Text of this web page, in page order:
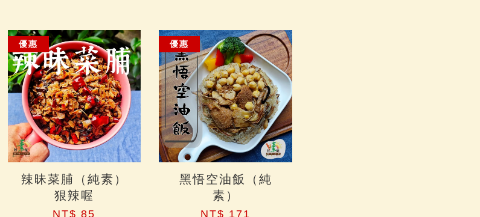
優惠
辣昧菜脯（純素）
狠辣喔
NT$ 85
優惠
黑悟空油飯（純
素）
NT$ 171